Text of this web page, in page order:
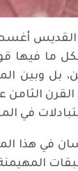
ما فيها
بل وبين
الثامن
في
في